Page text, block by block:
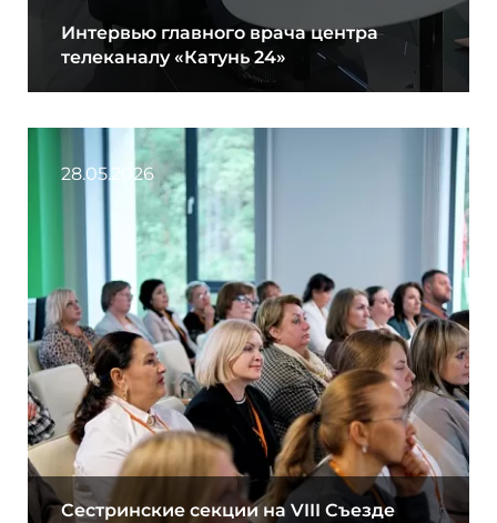
Интервью главного врача центра
телеканалу «Катунь 24»
28.05.2026
Сестринские секции на VIII Съезде